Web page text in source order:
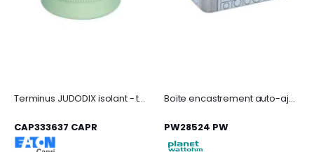
Terminus JUDODIX isolant - taille 36 - polyéthylène gris
CAP333637 CAPR
Boite encastrement auto-ajustable 16/24m
PW28524 PW